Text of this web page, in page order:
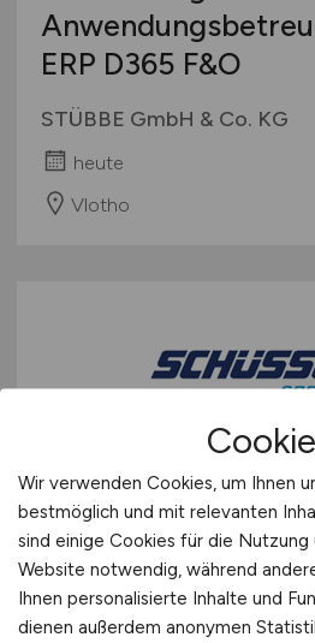
ERP D365 F&O
STÜBBE GmbH & Co. KG
heute
Vlotho
LKW-Fahrer CE
Regional- oder
Wilhelm Schüssler
heute
Wir verwenden Cookies, um Ihnen
bestmöglich und mit relevanten
sind einige Cookies für die Nutzung
Website notwendig, während
Ihnen personalisierte Inhalte und
dienen außerdem anonymen